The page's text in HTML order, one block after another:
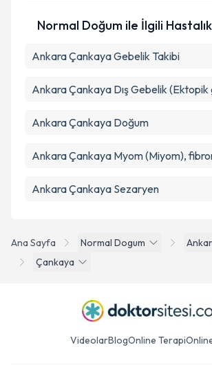
Ana Sayfa Normal Dogum
Çankaya
Normal Doğum ile İlgili
Ankara Çankaya Gebelik Takibi
Ankara Çankaya Dış Gebelik
Ankara Çankaya Doğum
Ankara Çankaya Myom (Miyom),
Ankara Çankaya Sezaryen
VideolarBlogOnline Terapi